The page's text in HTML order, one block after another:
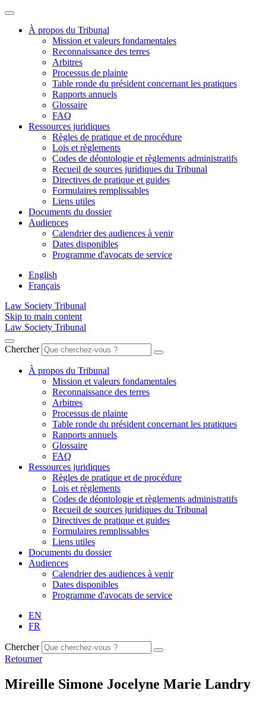
À propos du Tribunal
Mission et valeurs fondamentales
Reconnaissance des terres
Arbitres
Processus de plainte
Table ronde du président concernant les pratiques
Rapports annuels
Glossaire
FAQ
Ressources juridiques
Règles de pratique et de procédure
Lois et règlements
Codes de déontologie et règlements administratifs
Recueil de sources juridiques du Tribunal
Directives de pratique et guides
Formulaires remplissables
Liens utiles
Documents du dossier
Audiences
Calendrier des audiences à venir
Dates disponibles
Programme d'avocats de service
English
Français
Law Society Tribunal
Skip to main content
Law Society Tribunal
Chercher
À propos du Tribunal
Mission et valeurs fondamentales
Reconnaissance des terres
Arbitres
Processus de plainte
Table ronde du président concernant les pratiques
Rapports annuels
Glossaire
FAQ
Ressources juridiques
Règles de pratique et de procédure
Lois et règlements
Codes de déontologie et règlements administratifs
Recueil de sources juridiques du Tribunal
Directives de pratique et guides
Formulaires remplissables
Liens utiles
Documents du dossier
Audiences
Calendrier des audiences à venir
Dates disponibles
Programme d'avocats de service
EN
FR
Chercher
Retourner
Mireille Simone Jocelyne Marie Landry